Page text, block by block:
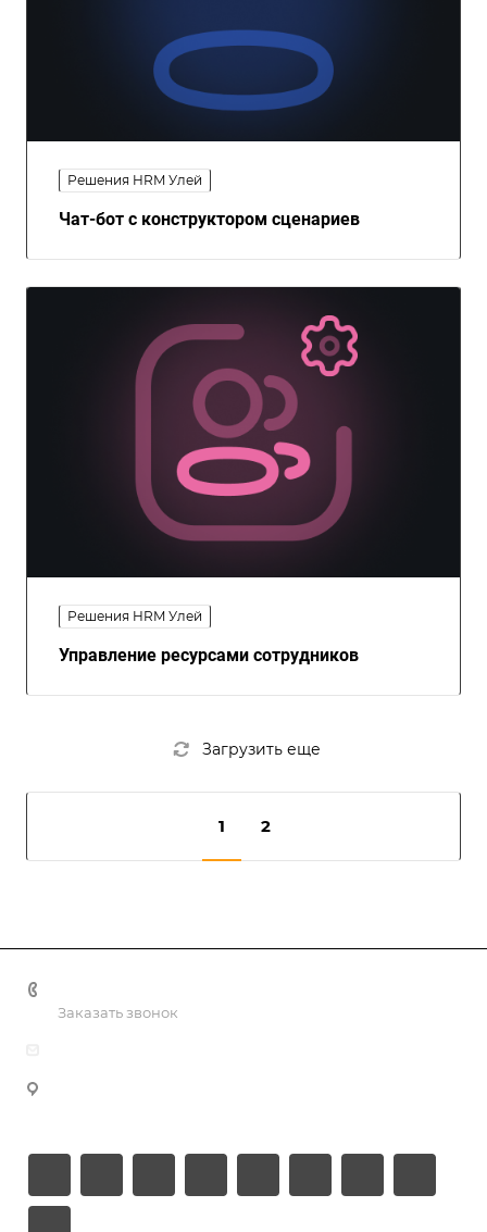
Решения HRM Улей
Чат-бот с конструктором сценариев
Решения HRM Улей
Управление ресурсами сотрудников
Загрузить еще
1 2
Заказать звонок